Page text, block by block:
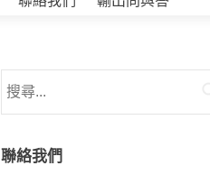
尋
鍵
字:
聯絡我們